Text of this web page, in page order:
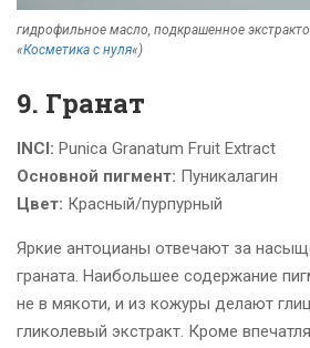
гидрофильное масло, подкрашенное
«Косметика с нуля«)
9. Гранат
INCI: Punica Granatum Fruit Extract
Основной пигмент: Пуникалагин
Цвет: Красный/пурпурный
Яркие антоцианы отвечают за
граната. Наибольшее содержание
не в мякоти, и из кожуры делают
гликолевый экстракт. Кроме